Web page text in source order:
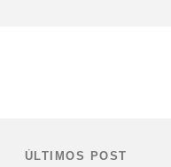
ÚLTIMOS POST